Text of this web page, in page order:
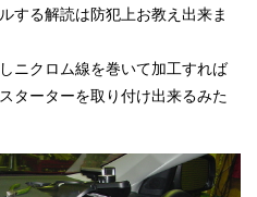
する解読は防犯上お教え出来ま
ニクロム線を巻いて加工すれば
ターターを取り付け出来るみた